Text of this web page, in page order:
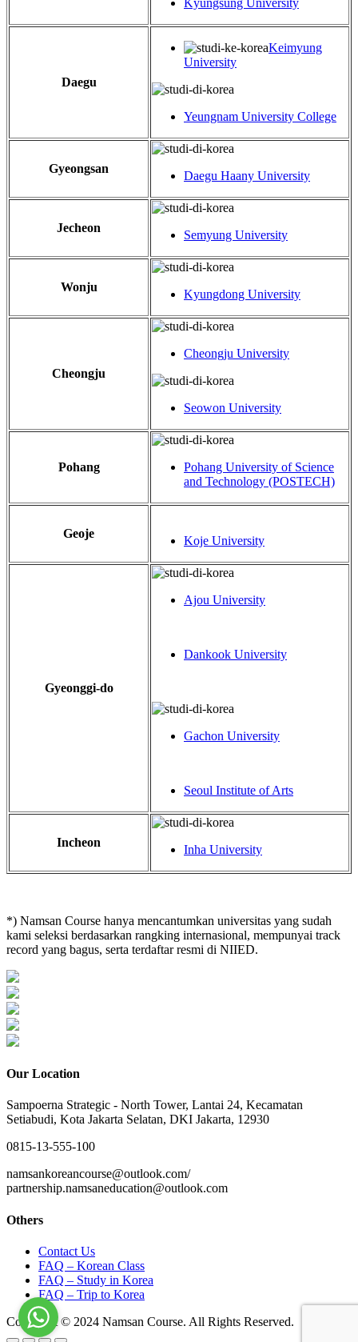
Daegu
Keimyung
University
Yeungnam University College
Gyeongsan
Daegu Haany University
Jecheon
Semyung University
Wonju
Kyungdong University
Cheongju
Cheongju University
Seowon University
Pohang
Pohang University of Science
and Technology (POSTECH)
Geoje
Koje University
Gyeonggi-do
Ajou University
Dankook University
Gachon University
Seoul Institute of Arts
Incheon
Inha University
*) Namsan Course hanya mencantumkan universitas yang sudah
kami seleksi berdasarkan rangking internasional, mempunyai track
record yang bagus, serta terdaftar resmi di NIIED.
Our Location
Sampoerna Strategic - North Tower, Lantai 24, Kecamatan
Setiabudi, Kota Jakarta Selatan, DKI Jakarta, 12930
0815-13-555-100
namsankoreancourse@outlook.com/
partnership.namsaneducation@outlook.com
Others
Contact Us
FAQ – Korean Class
FAQ – Study in Korea
FAQ – Trip to Korea
Copyright © 2024 Namsan Course. All Rights Reserved.